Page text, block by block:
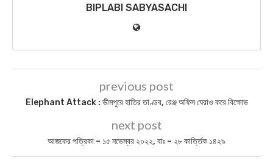
BIPLABI SABYASACHI
previous post
Elephant Attack : ভীমপুরে হাতির তাণ্ডব, রেঞ্জ অফিস ঘেরাও করে বিক্ষোভ
next post
আজকের পত্রিকা – ১৫ নভেম্বর ২০২২, বাঃ – ২৮ কার্ত্তিক ১৪২৯